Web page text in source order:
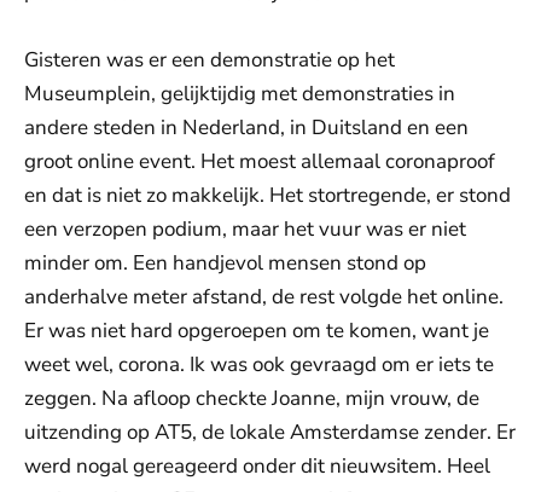
Gisteren was er een demonstratie op het
Museumplein, gelijktijdig met demonstraties in
andere steden in Nederland, in Duitsland en een
groot online event. Het moest allemaal coronaproof
en dat is niet zo makkelijk. Het stortregende, er stond
een verzopen podium, maar het vuur was er niet
minder om. Een handjevol mensen stond op
anderhalve meter afstand, de rest volgde het online.
Er was niet hard opgeroepen om te komen, want je
weet wel, corona. Ik was ook gevraagd om er iets te
zeggen. Na afloop checkte Joanne, mijn vrouw, de
uitzending op AT5, de lokale Amsterdamse zender. Er
werd nogal gereageerd onder dit nieuwsitem. Heel